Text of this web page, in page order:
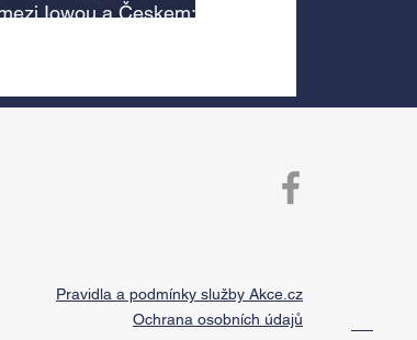
Iowou a Českem:
Pravidla a podmínky služby Akce.cz
Ochrana osobních údajů